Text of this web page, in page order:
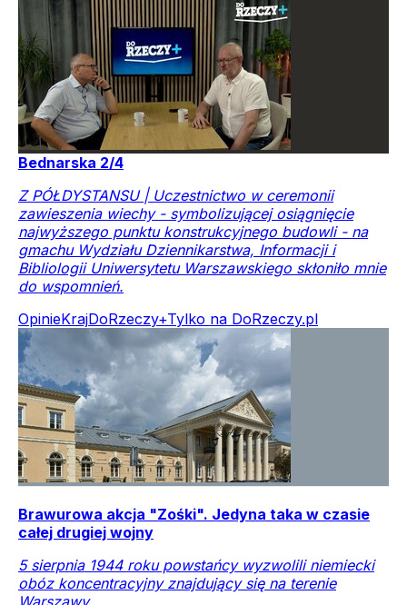
Bednarska 2/4
Z PÓŁDYSTANSU | Uczestnictwo w ceremonii
zawieszenia wiechy - symbolizującej osiągnięcie
najwyższego punktu konstrukcyjnego budowli - na
gmachu Wydziału Dziennikarstwa, Informacji i
Bibliologii Uniwersytetu Warszawskiego skłoniło mnie
do wspomnień.
OpinieKrajDoRzeczy+Tylko na DoRzeczy.pl
Brawurowa akcja "Zośki". Jedyna taka w czasie
całej drugiej wojny
5 sierpnia 1944 roku powstańcy wyzwolili niemiecki
obóz koncentracyjny znajdujący się na terenie
Warszawy